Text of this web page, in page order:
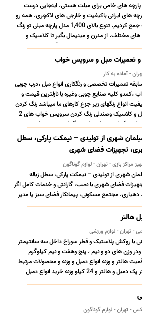
پارچه های خاص برای مبلت هستی، اینجایی درست
های ایرانی باکیفیت و خارجی های لاکچری، همه رو
یکجا برات جمع کردیم. تنوع بالای 1,400 مدل پارچه مبلی تو رنگ
مختلف. از مدرن و مینیمال بگیر تا کلاسیک و
چی موجوده. کیفیت تضمینی، قیمت منصفانه. ار
و تعمیرات مبل و سرویس خواب
سابقه تعمیرات تخصصی و رنگکاری انواع مبل ،درب چوبی
،کمدو کلیه صنایع چوبی وغیره با نازلترین قیمت و
انواع رنگهای زیر جزع کارهای ما میباشد رنگ کردن
مبل استیل و کلاسیک وصندلی رنگ کردن سرویس خواب های 2
نفره رنگ کردن دراور و کمد رنگ کردن درب های چ ... ...
شهری از تولیدی – نیمکت پارکی، سطل
تجهیزات فضای شهری
مراکز بازی - تهران - لوازم گوناگون
شهری از تولیدی – نیمکت پارکی، سطل زباله
فضای شهری با نصب، گارانتی و خدمات کامل اگر
دهیاری، مجتمع مسکونی، پیمانکار فضای سبز یا مدیر
و به دنبال خرید مبلمان شهری با کیفیت، قیمت
کامل اجرایی هستید، ما اینجاییم تا بهترین
هالتر
- تهران - لوازم ورزشی
با روکش پلاستیک و قطر سوراخ داخل سه سانتیمتر
وزن های دو و نیم ، پنج وهفت و نیم کیلوگرم
هالتر و وزنه انواع دمبل و وزنه و محصولات مرتبط
انواع هالتر پک دمبل و هالتر و 24 کیلو وزنه خرید انواع دمبل
وزنه ورزشی خرید اینترنتی انواع دمبل ، و ... ...
- تهران - لوازم گوناگون